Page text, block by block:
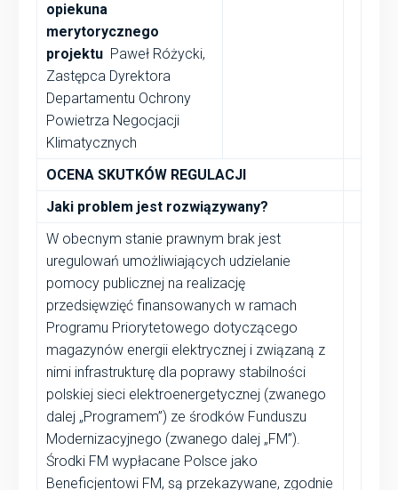
opiekuna
merytorycznego
projektu Paweł Różycki,
Zastępca Dyrektora
Departamentu Ochrony
Powietrza Negocjacji
Klimatycznych
OCENA SKUTKÓW REGULACJI
Jaki problem jest rozwiązywany?
W obecnym stanie prawnym brak jest
uregulowań umożliwiających udzielanie
pomocy publicznej na realizację
przedsięwzięć finansowanych w ramach
Programu Priorytetowego dotyczącego
magazynów energii elektrycznej i związaną z
nimi infrastrukturę dla poprawy stabilności
polskiej sieci elektroenergetycznej (zwanego
dalej „Programem”) ze środków Funduszu
Modernizacyjnego (zwanego dalej „FM”).
Środki FM wypłacane Polsce jako
Beneficjentowi FM, są przekazywane, zgodnie